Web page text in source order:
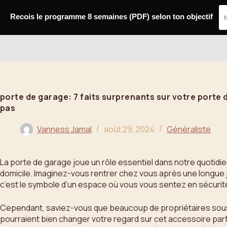
porte de garage: 7 faits surprenants sur votre porte
pas
Vanness Jamal
août 29, 2024 Généraliste
La porte de garage joue un rôle essentiel dans notre
domicile. Imaginez-vous rentrer chez vous après une
c’est le symbole d’un espace où vous vous sentez en
Cependant, saviez-vous que beaucoup de propriétaires
pourraient bien changer votre regard sur cet accessoire
Recois le programme 8 semaines (PDF) selon ton objectif